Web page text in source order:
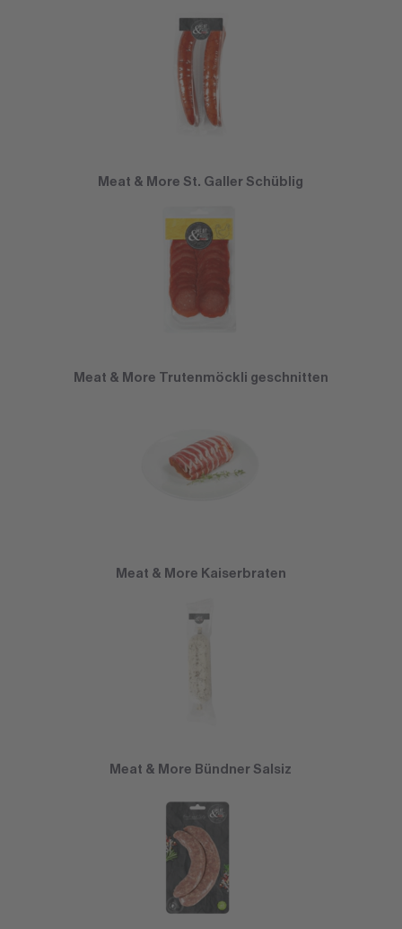
Meat & More St. Galler Schüblig
Meat & More Trutenmöckli geschnitten
Meat & More Kaiserbraten
Meat & More Bündner Salsiz